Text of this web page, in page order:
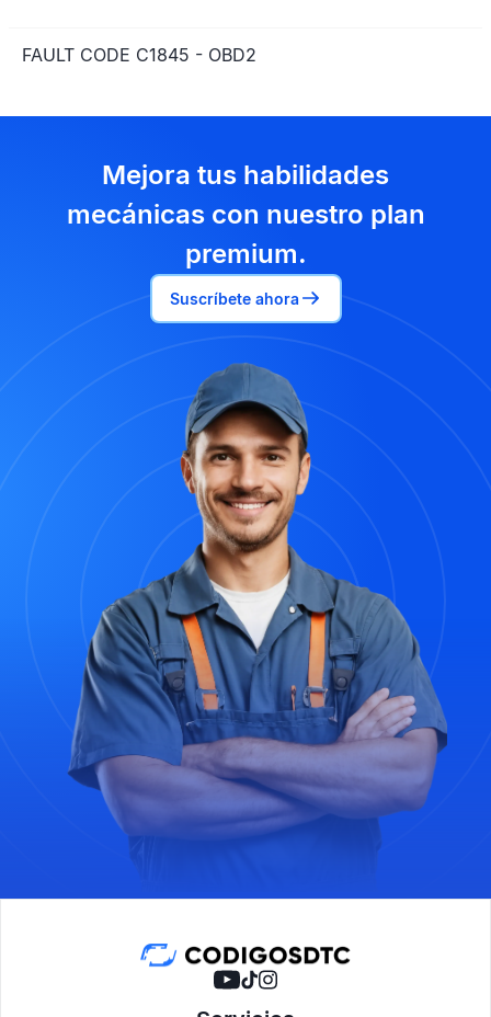
FAULT CODE C1845 - OBD2
Mejora tus habilidades
mecánicas con nuestro plan
premium.
Suscríbete ahora